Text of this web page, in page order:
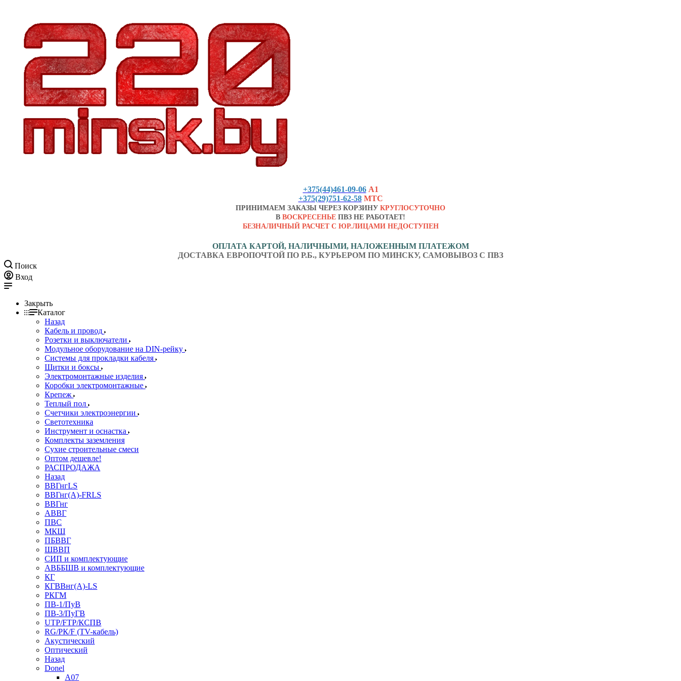
+375(44)461-09-06 А1
+375(29)751-62-58 МТС
ПРИНИМАЕМ ЗАКАЗЫ ЧЕРЕЗ КОРЗИНУ КРУГЛОСУТОЧНО
В ВОСКРЕСЕНЬЕ ПВЗ НЕ РАБОТАЕТ!
БЕЗНАЛИЧНЫЙ РАСЧЕТ С ЮР.ЛИЦАМИ НЕДОСТУПЕН
ОПЛАТА КАРТОЙ, НАЛИЧНЫМИ, НАЛОЖЕННЫМ ПЛАТЕЖОМ
ДОСТАВКА ЕВРОПОЧТОЙ ПО Р.Б., КУРЬЕРОМ ПО МИНСКУ, САМОВЫВОЗ С ПВЗ
Поиск
Вход
Закрыть
Каталог
Назад
Кабель и провод
Розетки и выключатели
Модульное оборудование на DIN-рейку
Системы для прокладки кабеля
Щитки и боксы
Электромонтажные изделия
Коробки электромонтажные
Крепеж
Теплый пол
Счетчики электроэнергии
Светотехника
Инструмент и оснастка
Комплекты заземления
Сухие строительные смеси
Оптом дешевле!
РАСПРОДАЖА
Назад
ВВГнгLS
ВВГнг(А)-FRLS
ВВГнг
АВВГ
ПВС
МКШ
ПБВВГ
ШВВП
СИП и комплектующие
АВББШВ и комплектующие
КГ
КГВВнг(А)-LS
РКГМ
ПВ-1/ПуВ
ПВ-3/ПуГВ
UTP/FTP/КСПВ
RG/РК/F (TV-кабель)
Акустический
Оптический
Назад
Donel
A07